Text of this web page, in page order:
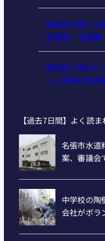
無免許で軽ト
男逮捕 名張署
無免許で原付
シュ国籍の男
【過去7日間】よく読